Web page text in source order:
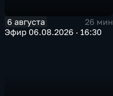
6 августа
26 мин
Эфир 06.08.2026 · 16:30